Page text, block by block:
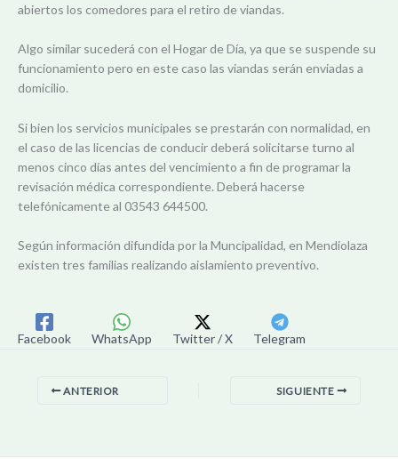
abiertos los comedores para el retiro de viandas.
Algo similar sucederá con el Hogar de Día, ya que se suspende su
funcionamiento pero en este caso las viandas serán enviadas a
domicilio.
Si bien los servicios municipales se prestarán con normalidad, en
el caso de las licencias de conducir deberá solicitarse turno al
menos cinco días antes del vencimiento a fin de programar la
revisación médica correspondiente. Deberá hacerse
telefónicamente al 03543 644500.
Según información difundida por la Muncipalidad, en Mendiolaza
existen tres familias realizando aislamiento preventivo.
Facebook WhatsApp Twitter / X Telegram
ANTERIOR SIGUIENTE